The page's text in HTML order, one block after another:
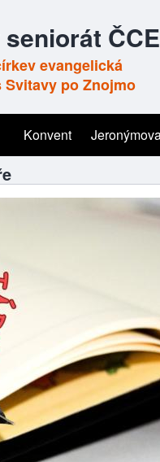
ČCE
evangelická
po Znojmo
Konvent